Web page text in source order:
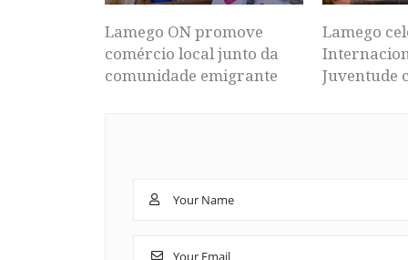
Lamego ON promove
comércio local junto da
comunidade emigrante
Lamego
Juventude